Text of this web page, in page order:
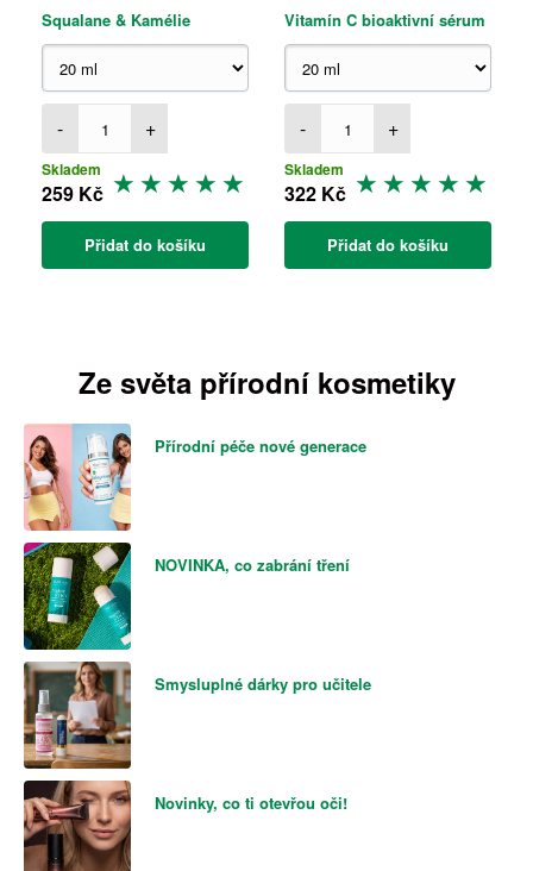
Squalane & Kamélie
- +
Skladem
259 Kč
Přidat do košíku
Vitamín C bioaktivní sérum
- +
Skladem
322 Kč
Přidat do košíku
Ze světa přírodní kosmetiky
Přírodní péče nové generace
NOVINKA, co zabrání tření
Smysluplné dárky pro učitele
Novinky, co ti otevřou oči!